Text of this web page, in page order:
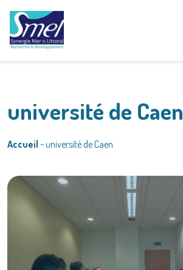
université de Caen
Accueil ~université de Caen